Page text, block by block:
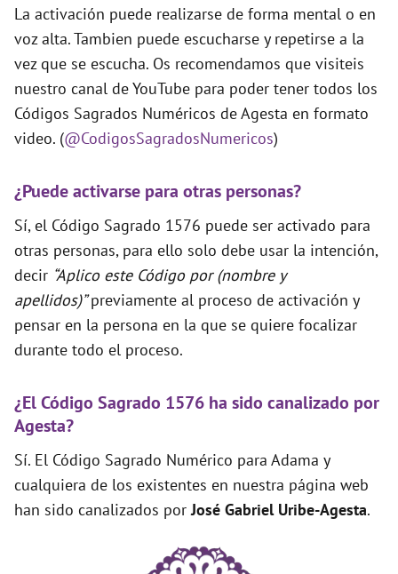
La activación puede realizarse de forma mental o en
voz alta. Tambien puede escucharse y repetirse a la
vez que se escucha. Os recomendamos que visiteis
nuestro canal de YouTube para poder tener todos los
Códigos Sagrados Numéricos de Agesta en formato
video. (@CodigosSagradosNumericos)
¿Puede activarse para otras personas?
Sí, el Código Sagrado 1576 puede ser activado para
otras personas, para ello solo debe usar la intención,
decir “Aplico este Código por (nombre y
apellidos)”previamente al proceso de activación y
pensar en la persona en la que se quiere focalizar
durante todo el proceso.
¿El Código Sagrado 1576 ha sido canalizado por
Agesta?
Sí. El Código Sagrado Numérico para Adama y
cualquiera de los existentes en nuestra página web
han sido canalizados porJosé Gabriel Uribe-Agesta.